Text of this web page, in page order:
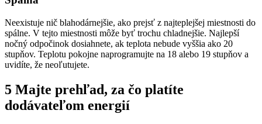
Neexistuje nič blahodárnejšie, ako prejsť z najteplejšej miestnosti do
spálne. V tejto miestnosti môže byť trochu chladnejšie. Najlepší
nočný odpočinok dosiahnete, ak teplota nebude vyššia ako 20
stupňov. Teplotu pokojne naprogramujte na 18 alebo 19 stupňov a
uvidíte, že neoľutujete.
5 Majte prehľad, za čo platíte
dodávateľom energií